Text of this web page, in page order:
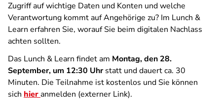
Zugriff auf wichtige Daten und Konten und welche
Verantwortung kommt auf Angehörige zu? Im Lunch &
Learn erfahren Sie, worauf Sie beim digitalen Nachlass
achten sollten.
Das Lunch & Learn findet am Montag, den 28.
September, um 12:30 Uhrstatt und dauert ca. 30
Minuten. Die Teilnahme ist kostenlos und Sie können
sich hieranmelden (externer Link).